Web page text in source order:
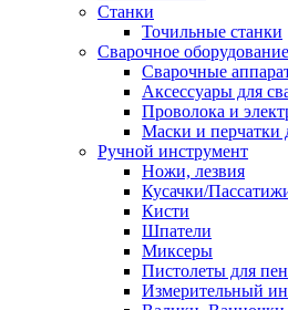
Станки
Точильные станки
Сварочное оборудование
Сварочные
Аксессуары для
Проволока и
Маски и перчатки
Ручной инструмент
Ножи, лезвия
Кусачки/
Кисти
Шпатели
Миксеры
Пистолеты для
Измерительный